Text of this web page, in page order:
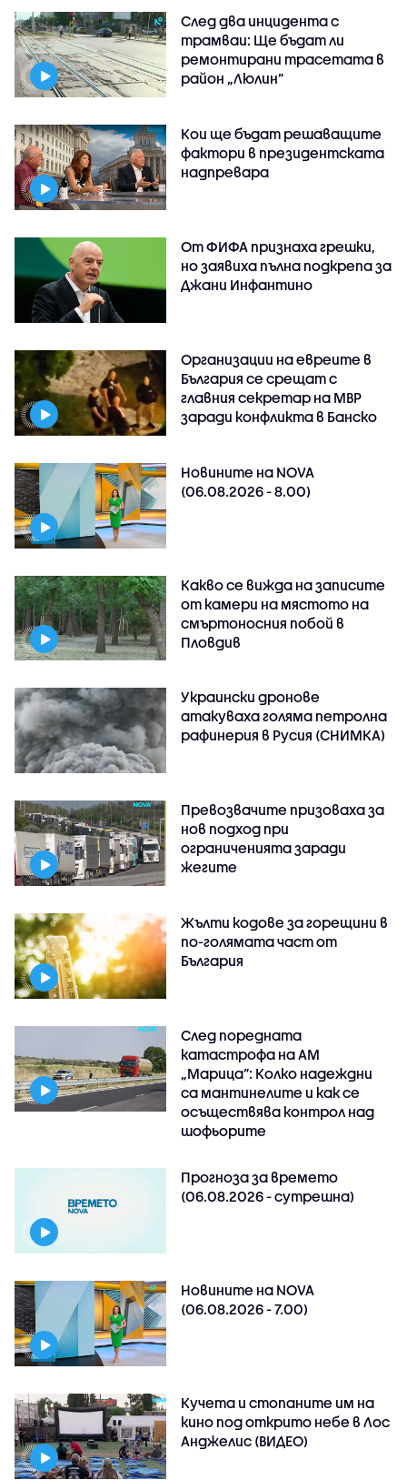
След два инцидента с
трамваи: Ще бъдат ли
ремонтирани трасетата в
район „Люлин”
Кои ще бъдат решаващите
фактори в президентската
надпревара
От ФИФА признаха грешки,
но заявиха пълна подкрепа за
Джани Инфантино
Организации на евреите в
България се срещат с
главния секретар на МВР
заради конфликта в Банско
Новините на NOVA
(06.08.2026 - 8.00)
Какво се вижда на записите
от камери на мястото на
смъртоносния побой в
Пловдив
Украински дронове
атакуваха голяма петролна
рафинерия в Русия (СНИМКА)
Превозвачите призоваха за
нов подход при
ограниченията заради
жегите
Жълти кодове за горещини в
по-голямата част от
България
След поредната
катастрофа на АМ
„Марица”: Колко надеждни
са мантинелите и как се
осъществява контрол над
шофьорите
Прогноза за времето
(06.08.2026 - сутрешна)
Новините на NOVA
(06.08.2026 - 7.00)
Кучета и стопаните им на
кино под открито небе в Лос
Анджелис (ВИДЕО)